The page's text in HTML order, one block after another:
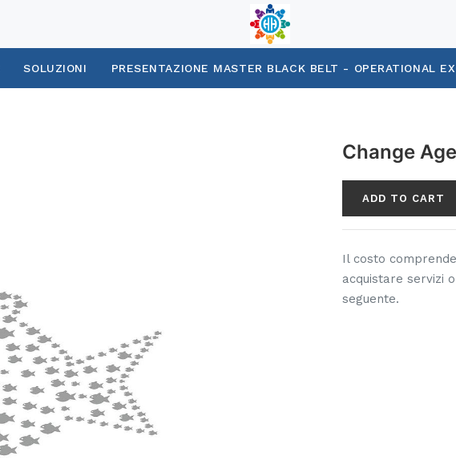
SOLUZIONI PRESENTAZIONE MASTER BLACK BELT - OPERATIONAL
Change
ADD TO CART
Il costo
acquistare servizi
seguente.